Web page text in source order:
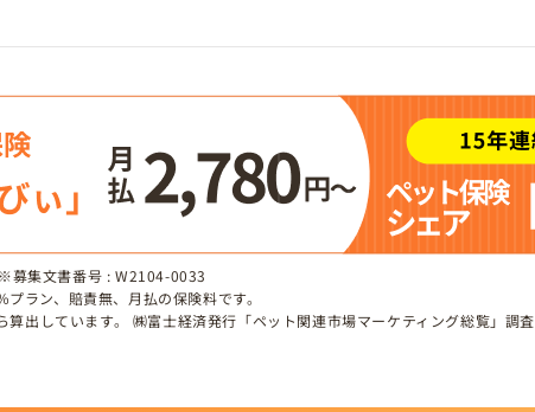
※募集文書番号 : W2104-0033
ラン、賠責無、月払の保険料です。
出しています。 ㈱富士経済発行「ペット関連市場マーケティング総覧」調査